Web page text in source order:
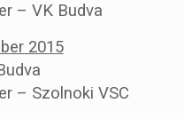
– VK Budva
2015
– Szolnoki VSC